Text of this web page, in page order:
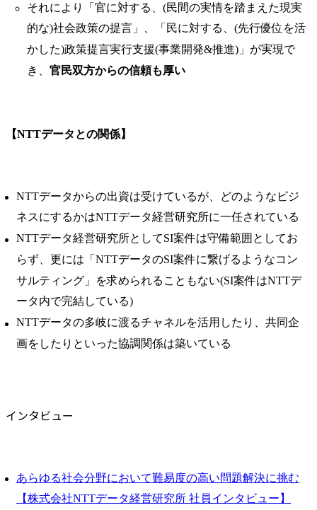
それにより「官に対する、(民間の実情を踏まえた現実
的な)社会政策の提言」、「民に対する、(先行優位を活
かした)政策提言実行支援(事業開発&推進)」が実現で
き、 官民双方からの信頼も厚い
【NTTデータとの関係】
NTTデータからの出資は受けているが、どのようなビジ
ネスにするかはNTTデータ経営研究所に一任されている
NTTデータ経営研究所としてSI案件は守備範囲としてお
らず、更には「NTTデータのSI案件に繋げるようなコン
サルティング」を求められることもない(SI案件はNTTデ
ータ内で完結している)
NTTデータの多岐に渡るチャネルを活用したり、共同企
画をしたりといった協調関係は築いている
インタビュー
あらゆる社会分野において難易度の高い問題解決に挑む
【株式会社NTTデータ経営研究所 社員インタビュー】